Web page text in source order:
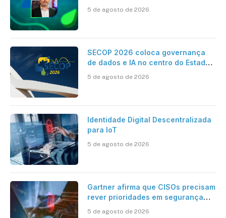
Contabilidade
5 de agosto de 2026
SECOP 2026 coloca governança
de dados e IA no centro do Estado
5 de agosto de 2026
Identidade Digital Descentralizada
para IoT
5 de agosto de 2026
Gartner afirma que CISOs precisam
rever prioridades em segurança
5 de agosto de 2026